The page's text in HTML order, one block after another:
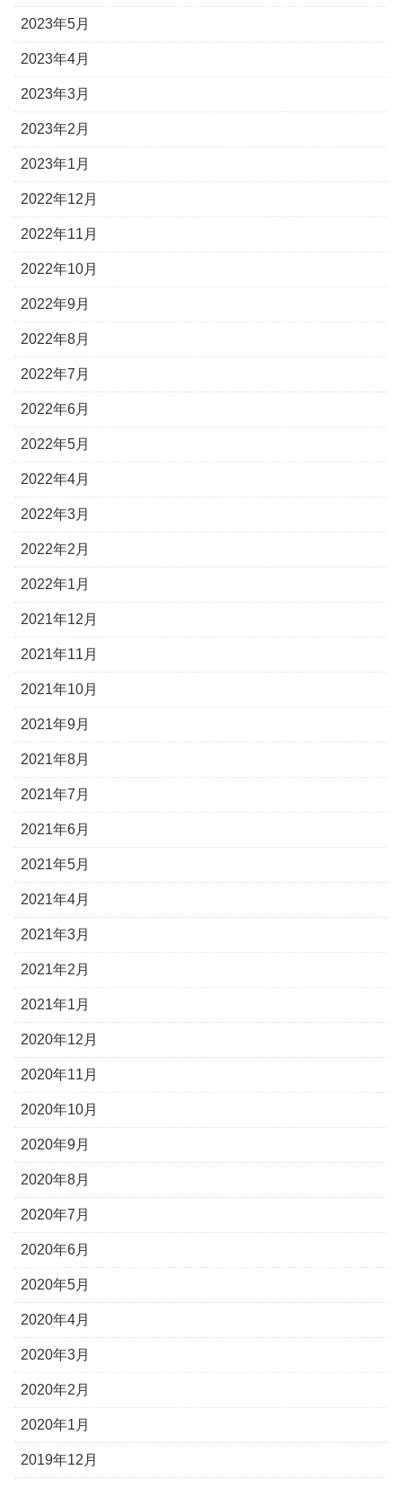
2023年5月
2023年4月
2023年3月
2023年2月
2023年1月
2022年12月
2022年11月
2022年10月
2022年9月
2022年8月
2022年7月
2022年6月
2022年5月
2022年4月
2022年3月
2022年2月
2022年1月
2021年12月
2021年11月
2021年10月
2021年9月
2021年8月
2021年7月
2021年6月
2021年5月
2021年4月
2021年3月
2021年2月
2021年1月
2020年12月
2020年11月
2020年10月
2020年9月
2020年8月
2020年7月
2020年6月
2020年5月
2020年4月
2020年3月
2020年2月
2020年1月
2019年12月